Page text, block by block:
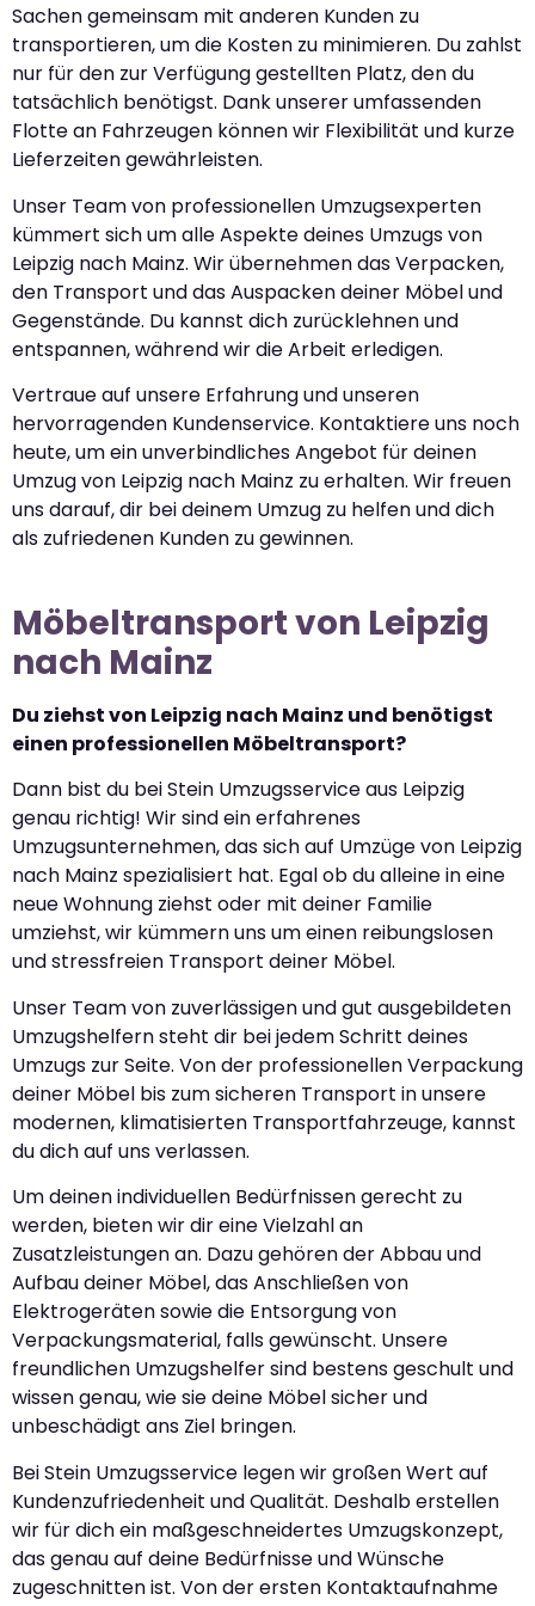
Sachen gemeinsam mit anderen Kunden zu
transportieren, um die Kosten zu minimieren. Du zahlst
nur für den zur Verfügung gestellten Platz, den du
tatsächlich benötigst. Dank unserer umfassenden
Flotte an Fahrzeugen können wir Flexibilität und kurze
Lieferzeiten gewährleisten.
Unser Team von professionellen Umzugsexperten
kümmert sich um alle Aspekte deines Umzugs von
Leipzig nach Mainz. Wir übernehmen das Verpacken,
den Transport und das Auspacken deiner Möbel und
Gegenstände. Du kannst dich zurücklehnen und
entspannen, während wir die Arbeit erledigen.
Vertraue auf unsere Erfahrung und unseren
hervorragenden Kundenservice. Kontaktiere uns noch
heute, um ein unverbindliches Angebot für deinen
Umzug von Leipzig nach Mainz zu erhalten. Wir freuen
uns darauf, dir bei deinem Umzug zu helfen und dich
als zufriedenen Kunden zu gewinnen.
Möbeltransport von Leipzig
nach Mainz
Du ziehst von Leipzig nach Mainz und benötigst
einen professionellen Möbeltransport?
Dann bist du bei Stein Umzugsservice aus Leipzig
genau richtig! Wir sind ein erfahrenes
Umzugsunternehmen, das sich auf Umzüge von Leipzig
nach Mainz spezialisiert hat. Egal ob du alleine in eine
neue Wohnung ziehst oder mit deiner Familie
umziehst, wir kümmern uns um einen reibungslosen
und stressfreien Transport deiner Möbel.
Unser Team von zuverlässigen und gut ausgebildeten
Umzugshelfern steht dir bei jedem Schritt deines
Umzugs zur Seite. Von der professionellen Verpackung
deiner Möbel bis zum sicheren Transport in unsere
modernen, klimatisierten Transportfahrzeuge, kannst
du dich auf uns verlassen.
Um deinen individuellen Bedürfnissen gerecht zu
werden, bieten wir dir eine Vielzahl an
Zusatzleistungen an. Dazu gehören der Abbau und
Aufbau deiner Möbel, das Anschließen von
Elektrogeräten sowie die Entsorgung von
Verpackungsmaterial, falls gewünscht. Unsere
freundlichen Umzugshelfer sind bestens geschult und
wissen genau, wie sie deine Möbel sicher und
unbeschädigt ans Ziel bringen.
Bei Stein Umzugsservice legen wir großen Wert auf
Kundenzufriedenheit und Qualität. Deshalb erstellen
wir für dich ein maßgeschneidertes Umzugskonzept,
das genau auf deine Bedürfnisse und Wünsche
zugeschnitten ist. Von der ersten Kontaktaufnahme